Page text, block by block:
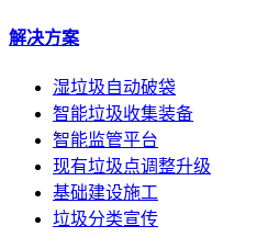
解决方案
湿垃圾自动破袋
智能垃圾收集装备
智能监管平台
现有垃圾点调整升级
基础建设施工
垃圾分类宣传